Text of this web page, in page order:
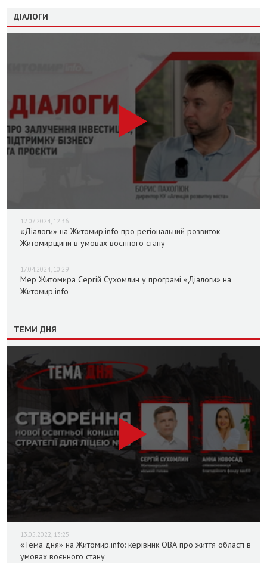
ДІАЛОГИ
12.07.2024, 12:36
«Діалоги» на Житомир.info про регіональний розвиток
Житомирщини в умовах воєнного стану
17.04.2024, 10:29
Мер Житомира Сергій Сухомлин у програмі «Діалоги» на
Житомир.info
ТЕМИ ДНЯ
13.05.2022, 13:25
«Тема дня» на Житомир.info: керівник ОВА про життя області в
умовах воєнного стану